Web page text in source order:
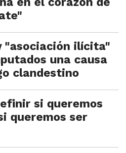
"asociación ilícita"
una causa
clandestino
si queremos
queremos ser